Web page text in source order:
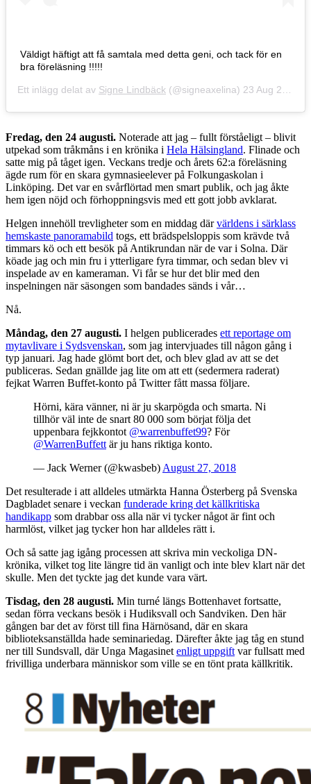
Väldigt häftigt att få samtala med detta geni, och tack för en
bra föreläsning !!!!!
Ett inlägg delat av Signe Lindbäck (@signeaxelina) 23 Aug 2018 kl. 1:17 PDT
Fredag, den 24 augusti. Noterade att jag – fullt förståeligt – blivit
utpekad som tråkmåns i en krönika i Hela Hälsingland. Flinade och
satte mig på tåget igen. Veckans tredje och årets 62:a föreläsning
ägde rum för en skara gymnasieelever på Folkungaskolan i
Linköping. Det var en svårflörtad men smart publik, och jag åkte
hem igen nöjd och förhoppningsvis med ett gott jobb avklarat.
Helgen innehöll trevligheter som en middag därvärldens i särklass
hemskaste panoramabild togs, ett brädspelsloppis som krävde två
timmars kö och ett besök på Antikrundan när de var i Solna. Där
köade jag och min fru i ytterligare fyra timmar, och sedan blev vi
inspelade av en kameraman. Vi får se hur det blir med den
inspelningen när säsongen som bandades sänds i vår…
Nå.
Måndag, den 27 augusti. I helgen publicerades ett reportage om
mytavlivare i Sydsvenskan, som jag intervjuades till någon gång i
typ januari. Jag hade glömt bort det, och blev glad av att se det
publiceras. Sedan gnällde jag lite om att ett (sedermera raderat)
fejkat Warren Buffet-konto på Twitter fått massa följare.
Hörni, kära vänner, ni är ju skarpögda och smarta. Ni
tillhör väl inte de snart 80 000 som börjat följa det
uppenbara fejkkontot @warrenbuffet99? För
@WarrenBuffett är ju hans riktiga konto.
— Jack Werner (@kwasbeb) August 27, 2018
Det resulterade i att alldeles utmärkta Hanna Österberg på Svenska
Dagbladet senare i veckan funderade kring det källkritiska
handikapp som drabbar oss alla när vi tycker något är fint och
harmlöst, vilket jag tycker hon har alldeles rätt i.
Och så satte jag igång processen att skriva min veckoliga DN-
krönika, vilket tog lite längre tid än vanligt och inte blev klart när det
skulle. Men det tyckte jag det kunde vara värt.
Tisdag, den 28 augusti. Min turné längs Bottenhavet fortsatte,
sedan förra veckans besök i Hudiksvall och Sandviken. Den här
gången bar det av först till fina Härnösand, där en skara
biblioteksanställda hade seminariedag. Därefter åkte jag tåg en stund
ner till Sundsvall, där Unga Magasinet enligt uppgift var fullsatt med
frivilliga underbara människor som ville se en tönt prata källkritik.